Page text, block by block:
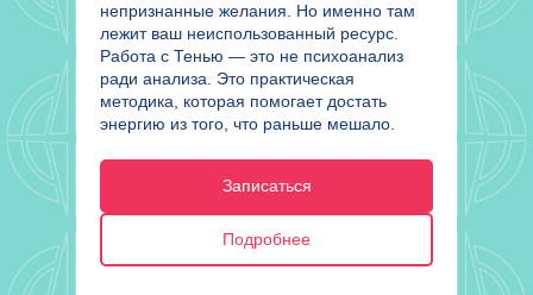
непризнанные желания. Но именно там
лежит ваш неиспользованный ресурс.
Работа с Тенью — это не психоанализ
ради анализа. Это практическая
методика, которая помогает достать
энергию из того, что раньше мешало.
Записаться
Подробнее